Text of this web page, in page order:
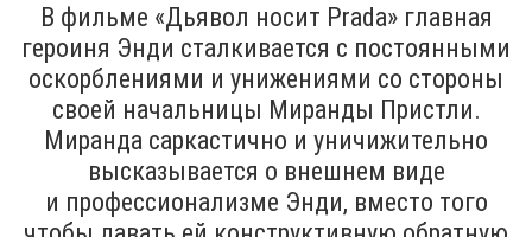
В фильме «Дьявол носит Prada» главная
героиня Энди сталкивается с постоянными
оскорблениями и унижениями со стороны
своей начальницы Миранды Пристли.
Миранда саркастично и уничижительно
высказывается о внешнем виде
и профессионализме Энди, вместо того